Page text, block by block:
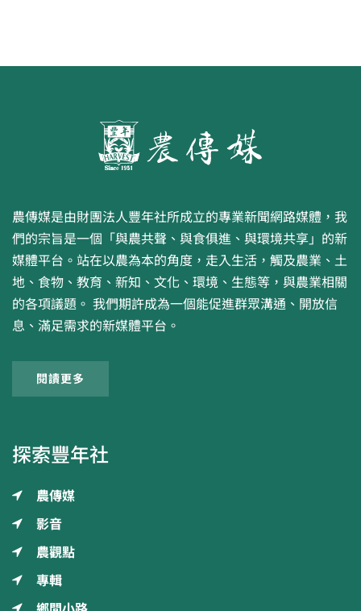
農傳媒是由財團法人豐年社所成立的專業新聞網路媒體，我
們的宗旨是一個「與農共聲、與食俱進、與環境共享」的新
媒體平台。站在以農為本的角度，走入生活，觸及農業、土
地、食物、教育、新知、文化、環境、生態等，與農業相關
的各項議題。 我們期許成為一個能促進群眾溝通、開放信
息、滿足需求的新媒體平台。
閱讀更多
探索豐年社
農傳媒
影音
農觀點
專輯